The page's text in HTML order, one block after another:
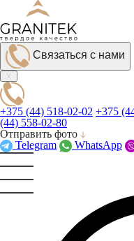
Связаться с нами
+375 (44) 518-02-02 +375
(44) 558-02-80
Отправить фото
Telegram
WhatsApp